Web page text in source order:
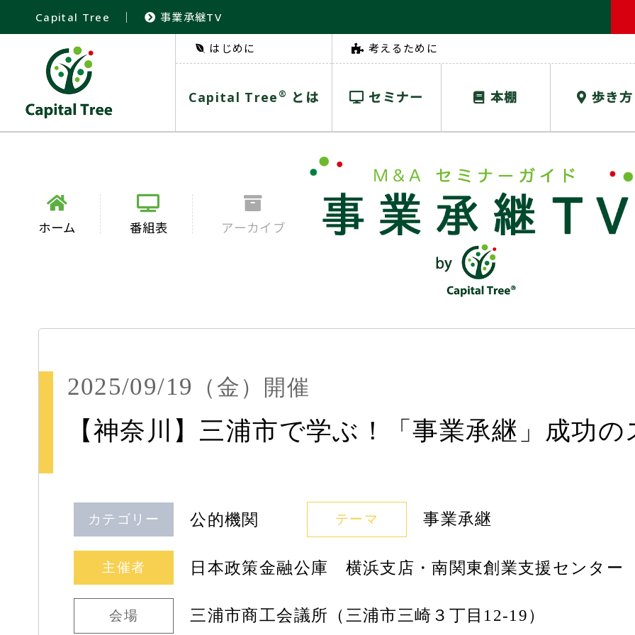
Capital Tree ｜ 事業承継TV
はじめに
Capital Tree ® とは
考えるために
セミナー 本棚 歩き方
ホーム 番組表 アーカイブ
2025/09/19 （金） 開催
【神奈川】三浦市で学ぶ！「事業承継」成功
カテゴリー 公的機関 テーマ 事業承継
主催者 日本政策金融公庫 横浜支店・南関東創業支援センター
会場 三浦市商工会議所（三浦市三崎３丁目12-19）